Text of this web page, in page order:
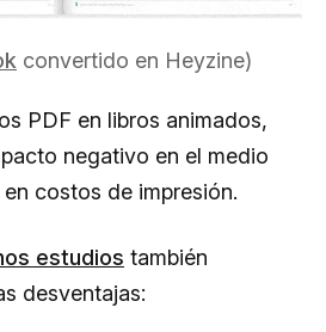
convertido en Heyzine)
PDF en libros animados,
negativo en el medio
costos de impresión.
estudios también
desventajas: